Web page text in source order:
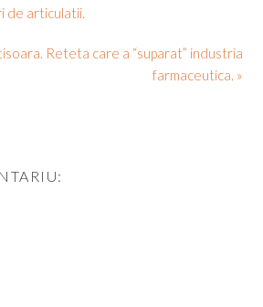
de articulatii.
Reteta care a “suparat” industria
farmaceutica. »